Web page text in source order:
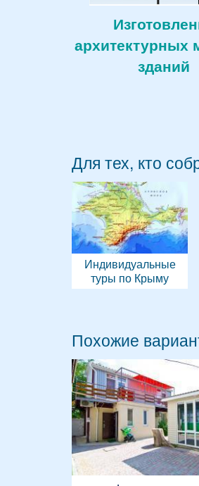
архитектурных
зданий
Для тех, кто
Индивидуальные
туры по Крыму
Похожие